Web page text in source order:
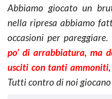
Abbiamo giocato un
nella ripresa abbiamo
occasioni per
po’ di arrabbiatura, ma
usciti con tanti
Tutti contro di noi